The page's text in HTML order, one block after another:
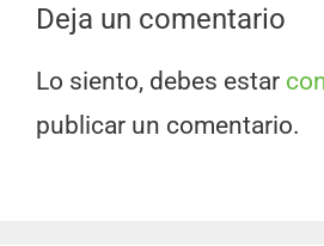
Deja un comentario
Lo siento, debes estar
publicar un comentario.